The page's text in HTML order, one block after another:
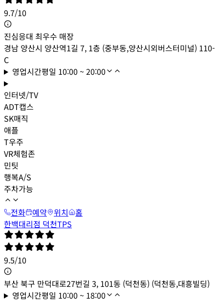
9.7/10
진심응대 최우수 매장
경남 양산시 양산역1길 7, 1층 (중부동,양산시외버스터미널) 110-
C
영업시간평일 10:00 ~ 20:00
인터넷/TV
ADT캡스
SK매직
애플
T우주
VR체험존
민팃
행복A/S
주차가능
전화
예약 위치
홈
한백대리점 덕천TPS
9.5/10
부산 북구 만덕대로27번길 3, 101동 (덕천동) (덕천동,대흥빌딩)
영업시간평일 10:00 ~ 18:00